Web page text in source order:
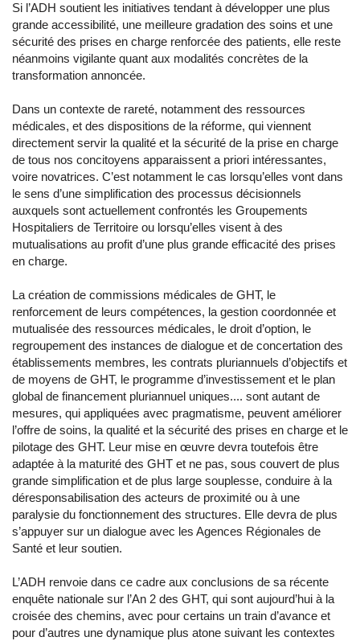
Si l’ADH soutient les initiatives tendant à développer une plus
grande accessibilité, une meilleure gradation des soins et une
sécurité des prises en charge renforcée des patients, elle reste
néanmoins vigilante quant aux modalités concrètes de la
transformation annoncée.
Dans un contexte de rareté, notamment des ressources
médicales, et des dispositions de la réforme, qui viennent
directement servir la qualité et la sécurité de la prise en charge
de tous nos concitoyens apparaissent a priori intéressantes,
voire novatrices. C’est notamment le cas lorsqu’elles vont dans
le sens d’une simplification des processus décisionnels
auxquels sont actuellement confrontés les Groupements
Hospitaliers de Territoire ou lorsqu’elles visent à des
mutualisations au profit d’une plus grande efficacité des prises
en charge.
La création de commissions médicales de GHT, le
renforcement de leurs compétences, la gestion coordonnée et
mutualisée des ressources médicales, le droit d’option, le
regroupement des instances de dialogue et de concertation des
établissements membres, les contrats pluriannuels d’objectifs et
de moyens de GHT, le programme d’investissement et le plan
global de financement pluriannuel uniques.... sont autant de
mesures, qui appliquées avec pragmatisme, peuvent améliorer
l’offre de soins, la qualité et la sécurité des prises en charge et le
pilotage des GHT. Leur mise en œuvre devra toutefois être
adaptée à la maturité des GHT et ne pas, sous couvert de plus
grande simplification et de plus large souplesse, conduire à la
déresponsabilisation des acteurs de proximité ou à une
paralysie du fonctionnement des structures. Elle devra de plus
s’appuyer sur un dialogue avec les Agences Régionales de
Santé et leur soutien.
L’ADH renvoie dans ce cadre aux conclusions de sa récente
enquête nationale sur l’An 2 des GHT, qui sont aujourd’hui à la
croisée des chemins, avec pour certains un train d’avance et
pour d’autres une dynamique plus atone suivant les contextes